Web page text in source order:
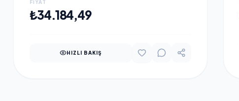
FREE DOS, KURUMSAL
FIYAT
₺34.184,49
HIZLI BAKIŞ